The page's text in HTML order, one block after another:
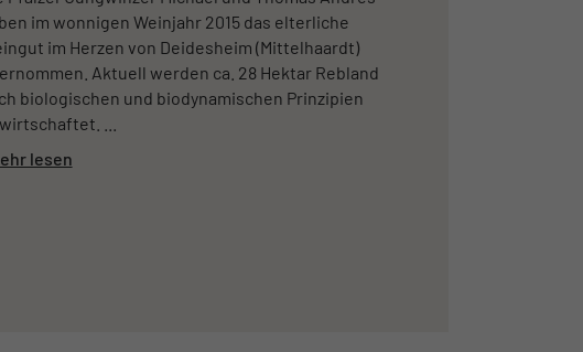
im wonnigen Weinjahr 2015 das elterliche
im Herzen von Deidesheim (Mittelhaardt)
Aktuell werden ca. 28 Hektar Rebland
biologischen und biodynamischen Prinzipien
...
lesen